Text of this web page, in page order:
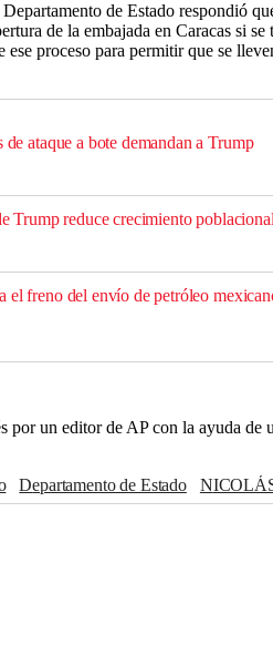
de Estado respondió
de la embajada en Caracas si
proceso para permitir que se
ataque a bote demandan a Trump
Trump reduce crecimiento
el freno del envío de petróleo
por un editor de AP con la ayuda de
Departamento de Estado
Donald Trump Capitolio Marco